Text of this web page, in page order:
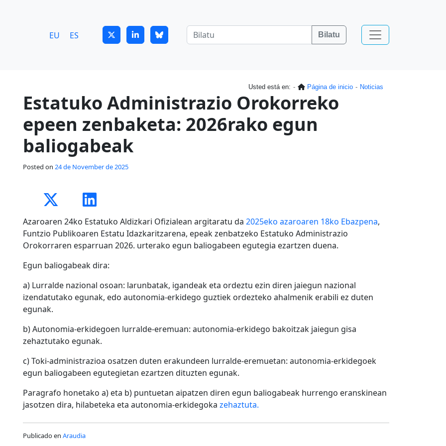
EU ES Bilatu
Usted está en: Página de inicio Noticias
Estatuko Administrazio Orokorreko
epeen zenbaketa: 2026rako egun
baliogabeak
Posted on 24 de November de 2025
Azaroaren 24ko Estatuko Aldizkari Ofizialean argitaratu da 2025eko azaroaren 18ko Ebazpena,
Funtzio Publikoaren Estatu Idazkaritzarena, epeak zenbatzeko Estatuko Administrazio
Orokorraren esparruan 2026. urterako egun baliogabeen egutegia ezartzen duena.
Egun baliogabeak dira:
a) Lurralde nazional osoan: larunbatak, igandeak eta ordeztu ezin diren jaiegun nazional
izendatutako egunak, edo autonomia-erkidego guztiek ordezteko ahalmenik erabili ez duten
egunak.
b) Autonomia-erkidegoen lurralde-eremuan: autonomia-erkidego bakoitzak jaiegun gisa
zehaztutako egunak.
c) Toki-administrazioa osatzen duten erakundeen lurralde-eremuetan: autonomia-erkidegoek
egun baliogabeen egutegietan ezartzen dituzten egunak.
Paragrafo honetako a) eta b) puntuetan aipatzen diren egun baliogabeak hurrengo eranskinean
jasotzen dira, hilabeteka eta autonomia-erkidegoka zehaztuta.
Publicado en Araudia